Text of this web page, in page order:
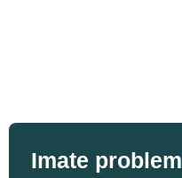
Imate problem